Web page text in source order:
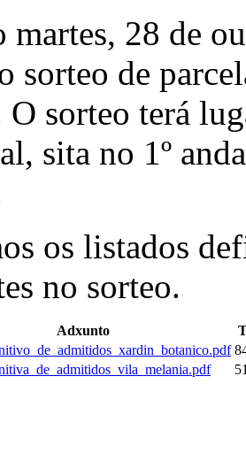
28 de
sorteo de
sorteo terá
sita no 1º
os listados
no sorteo.
Adxunto